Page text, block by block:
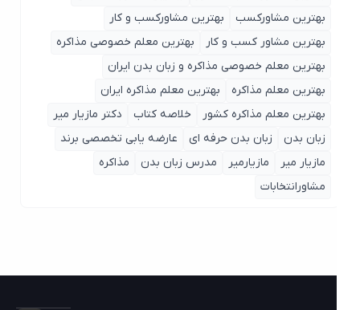
بهترین مشاورکسب
بهترین مشاورکسب و کار
بهترین مشاور کسب و کار
بهترین معلم خصوصی مذاکره
بهترین معلم خصوصی مذاکره و زبان بدن ایران
بهترین معلم مذاکره
بهترین معلم مذاکره ایران
بهترین معلم مذاکره کشور
خلاصه کتاب
دکتر مازیار میر
زبان بدن
زبان بدن حرفه ای
عارضه یابی تخصصی برند
مازیار میر
مازیارمیر مدرس زبان بدن
مذاکره
مشاورانتخابات